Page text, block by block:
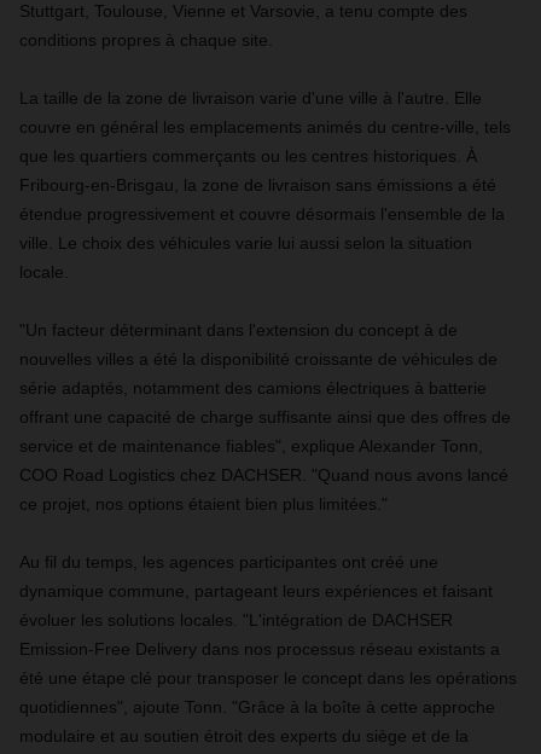
Stuttgart, Toulouse, Vienne et Varsovie, a tenu compte des
conditions propres à chaque site.
La taille de la zone de livraison varie d'une ville à l'autre. Elle
couvre en général les emplacements animés du centre-ville, tels
que les quartiers commerçants ou les centres historiques. À
Fribourg-en-Brisgau, la zone de livraison sans émissions a été
étendue progressivement et couvre désormais l'ensemble de la
ville. Le choix des véhicules varie lui aussi selon la situation
locale.
"Un facteur déterminant dans l'extension du concept à de
nouvelles villes a été la disponibilité croissante de véhicules de
série adaptés, notamment des camions électriques à batterie
offrant une capacité de charge suffisante ainsi que des offres de
service et de maintenance fiables", explique Alexander Tonn,
COO Road Logistics chez DACHSER. "Quand nous avons lancé
ce projet, nos options étaient bien plus limitées."
Au fil du temps, les agences participantes ont créé une
dynamique commune, partageant leurs expériences et faisant
évoluer les solutions locales. "L'intégration de DACHSER
Emission-Free Delivery dans nos processus réseau existants a
été une étape clé pour transposer le concept dans les opérations
quotidiennes", ajoute Tonn. "Grâce à la boîte à cette approche
modulaire et au soutien étroit des experts du siège et de la